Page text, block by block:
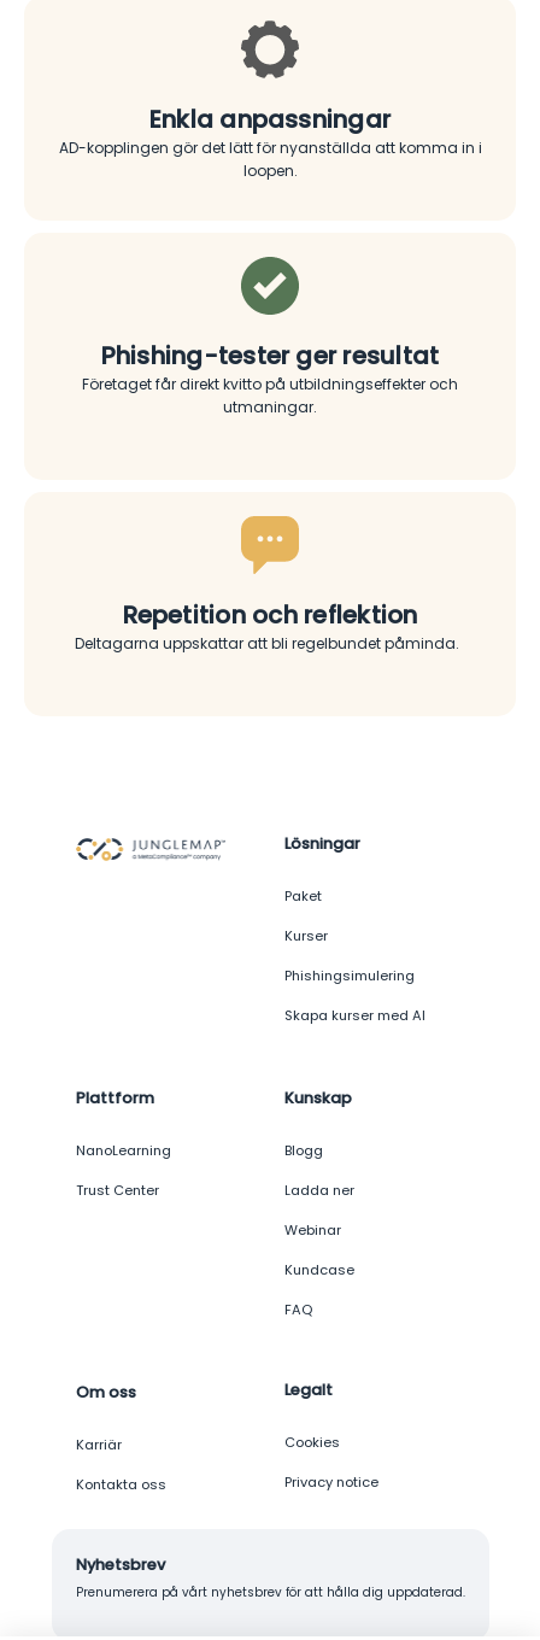
Enkla anpassningar
AD-kopplingen gör det lätt för nyanställda att komma in i
loopen.
Phishing-tester ger resultat
Företaget får direkt kvitto på utbildningseffekter och
utmaningar.
Repetition och reflektion
Deltagarna uppskattar att bli regelbundet påminda.
Lösningar
Paket
Kurser
Phishingsimulering
Skapa kurser med AI
Plattform
NanoLearning
Trust Center
Kunskap
Blogg
Ladda ner
Webinar
Kundcase
FAQ
Om oss
Karriär
Kontakta oss
Legalt
Cookies
Privacy notice
Nyhetsbrev
Prenumerera på vårt nyhetsbrev för att hålla dig uppdaterad.